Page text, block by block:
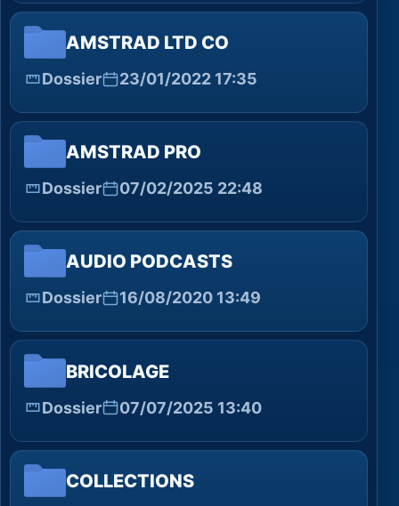
AMSTRAD LTD CO
Dossier 23/01/2022 17:35
AMSTRAD PRO
Dossier 07/02/2025 22:48
AUDIO PODCASTS
Dossier 16/08/2020 13:49
BRICOLAGE
Dossier 07/07/2025 13:40
COLLECTIONS